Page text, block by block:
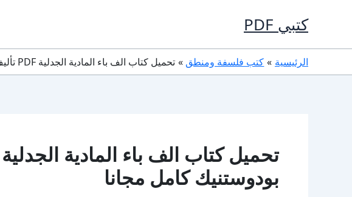
كتبي PDF
الرئيسية كتب فلسفة ومنطق تحميل كتاب الف باء المادية الجدلية PDF تأليف فاسيلي بودوستنيك كامل مجانا
بودوستنيك كامل مجانا